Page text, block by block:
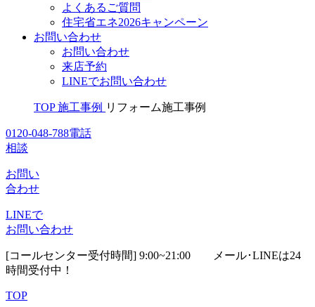
よくあるご質問
住宅省エネ2026キャンペーン
お問い合わせ
お問い合わせ
来店予約
LINEでお問い合わせ
TOP 施工事例 リフォーム施工事例
0120-048-788電話
相談
お問い
合わせ
LINEで
お問い合わせ
[コールセンター受付時間] 9:00~21:00 メール･LINEは24
時間受付中！
TOP